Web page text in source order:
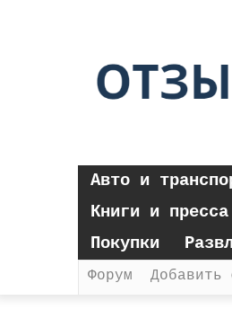
Авто и
Книги и пресса
Покупки
Форум Добавить